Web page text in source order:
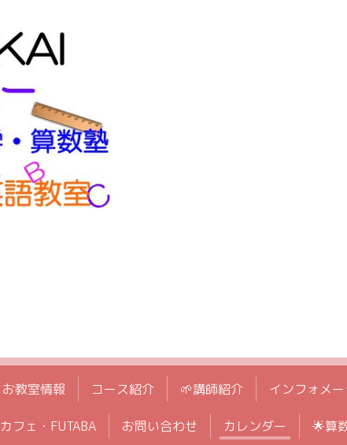
お教室情報 コース紹介 🌱講師紹介 インフォメ
カフェ・FUTABA お問い合わせ カレンダー 🌟算